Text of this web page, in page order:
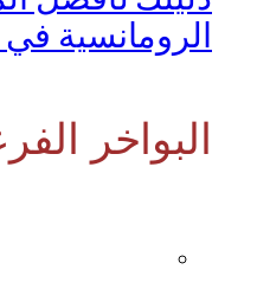
الرومانسية
البواخر